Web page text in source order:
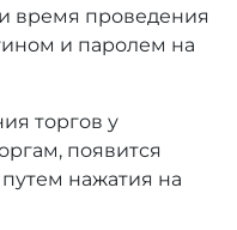
время проведения
и паролем на
торгов у
появится
нажатия на